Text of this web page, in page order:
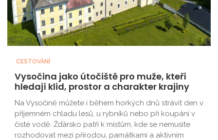
CESTOVÁNÍ
Vysočina jako útočiště pro muže, kteří
hledají klid, prostor a charakter krajiny
Na Vysočině můžete i během horkých dnů strávit den v
příjemném chladu lesů, u rybníků nebo při koupání v
čisté vodě. Žďársko patří k místům, kde se nemusíte
rozhodovat mezi přírodou, památkami a aktivním